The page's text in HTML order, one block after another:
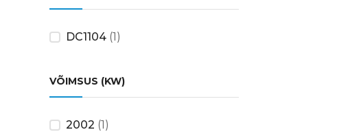
DC1104 (1)
VÕIMSUS (KW)
2002 (1)